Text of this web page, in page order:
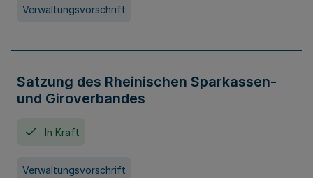
Verwaltungsvorschrift
Satzung des Rheinischen Sparkassen-
und Giroverbandes
In Kraft
Verwaltungsvorschrift